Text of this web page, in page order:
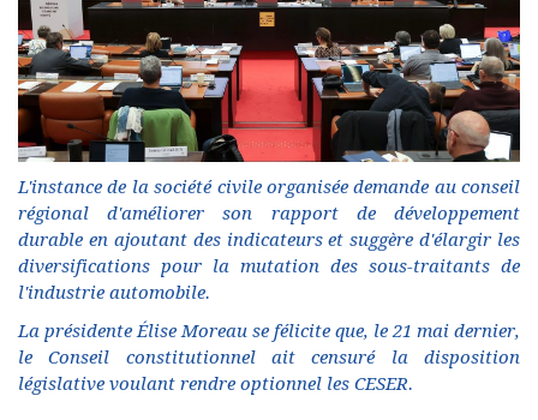
L'instance de la société civile organisée demande au conseil
régional d'améliorer son rapport de développement
durable en ajoutant des indicateurs et suggère d'élargir les
diversifications pour la mutation des sous-traitants de
l'industrie automobile.
La présidente Élise Moreau se félicite que, le 21 mai dernier,
le Conseil constitutionnel ait censuré la disposition
législative voulant rendre optionnel les CESER.